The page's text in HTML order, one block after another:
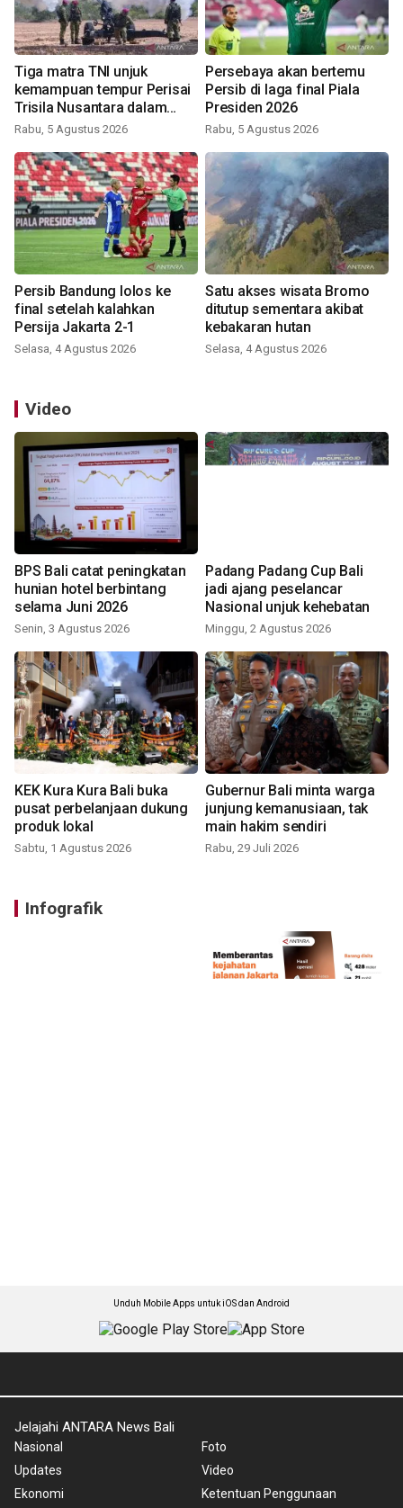
Tiga matra TNI unjuk
kemampuan tempur Perisai
Trisila Nusantara dalam
latihan di Kepri
Rabu, 5 Agustus 2026
Persebaya akan bertemu
Persib di laga final Piala
Presiden 2026
Rabu, 5 Agustus 2026
Persib Bandung lolos ke
final setelah kalahkan
Persija Jakarta 2-1
Selasa, 4 Agustus 2026
Satu akses wisata Bromo
ditutup sementara akibat
kebakaran hutan
Selasa, 4 Agustus 2026
Video
BPS Bali catat peningkatan
hunian hotel berbintang
selama Juni 2026
Senin, 3 Agustus 2026
Padang Padang Cup Bali
jadi ajang peselancar
Nasional unjuk kehebatan
Minggu, 2 Agustus 2026
KEK Kura Kura Bali buka
pusat perbelanjaan dukung
produk lokal
Sabtu, 1 Agustus 2026
Gubernur Bali minta warga
junjung kemanusiaan, tak
main hakim sendiri
Rabu, 29 Juli 2026
Infografik
Unduh Mobile Apps untuk iOS dan Android
Jelajahi ANTARA News Bali
Nasional
Updates
Ekonomi
Foto
Video
Ketentuan Penggunaan